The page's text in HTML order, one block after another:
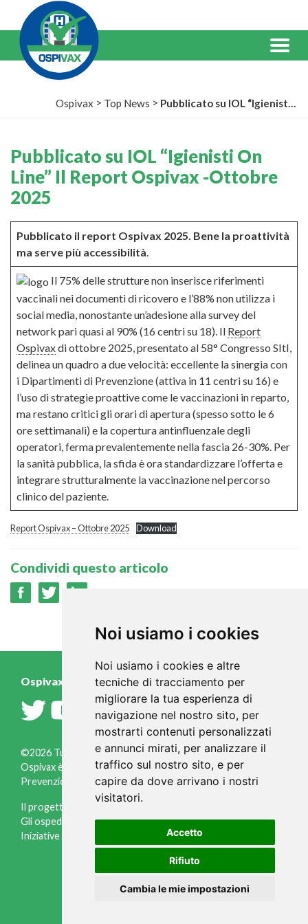
Noi usiamo i cookies
Noi usiamo i cookies e altre
tecniche di tracciamento per
migliorare la tua esperienza di
navigazione nel nostro sito, per
mostrarti contenuti personalizzati
e annunci mirati, per analizzare il
traffico sul nostro sito, e per
capire da dove arrivano i nostri
visitatori.
Accetto
Rifiuto
Cambia le mie impostazioni
Menu
Ospivax > Top News > Pubblicato su IOL “Igienisti On Line” Il Report Ospivax -Ottobre 2025
Pubblicato su IOL “Igienisti On
Line” Il Report Ospivax -Ottobre
2025
Pubblicato il report Ospivax 2025. Bene la proattività
ma serve più accessibilità
Il 75% delle strutture non inserisce riferimenti
vaccinali nei documenti di ricovero e l’88% non utilizza i
social media, nonostante un’adesione alla survey del
network pari quasi al 90% (16 centri su 18). Il Report
Ospivaxdi ottobre 2025, presentato al 58° Congresso SItI,
delinea un quadro a due velocità: eccellente la sinergia con
i Dipartimenti di Prevenzione (attiva in 11 centri su 16) e
l’uso di strategie proattive come le vaccinazioni in reparto,
ma restano critici gli orari di apertura (spesso sotto le 6
ore settimanali) e la copertura antinfluenzale degli
operatori, ferma prevalentemente nella fascia 26-30%. Per
la sanità pubblica, la sfida è ora standardizzare l’offerta e
integrare strutturalmente la vaccinazione nel percorso
clinico del paziente.
Report Ospivax – Ottobre 2025 Download
Condividi questo articolo
Ospivax.it
©2026 Tutti i diritti riservati
Ospivax è un progetto a cura dell'Osservatorio Italiano
Prevenzione, via Fleming, 2 - 37135 Verona ( Italia )
Il progetto
Gli ospedali
Iniziative
Informativa cookies
Gestisci cookies
Credits